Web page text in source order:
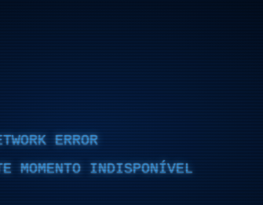
ERROR
MOMENTO INDISPONÍVEL